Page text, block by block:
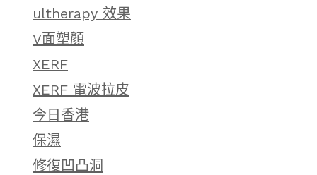
ultherapy 效果
V面塑顏
XERF
XERF 電波拉皮
今日香港
保濕
修復凹凸洞